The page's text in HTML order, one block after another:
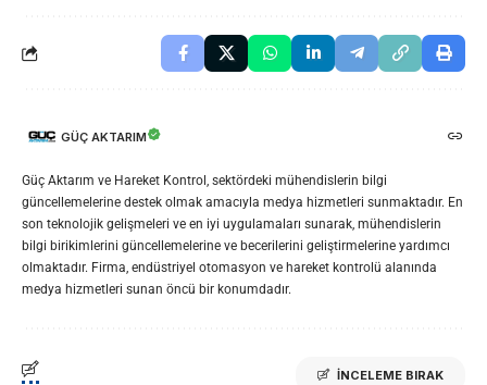
GÜÇ AKTARIM
Güç Aktarım ve Hareket Kontrol, sektördeki mühendislerin bilgi
güncellemelerine destek olmak amacıyla medya hizmetleri sunmaktadır. En
son teknolojik gelişmeleri ve en iyi uygulamaları sunarak, mühendislerin
bilgi birikimlerini güncellemelerine ve becerilerini geliştirmelerine yardımcı
olmaktadır. Firma, endüstriyel otomasyon ve hareket kontrolü alanında
medya hizmetleri sunan öncü bir konumdadır.
İNCELEME BIRAK